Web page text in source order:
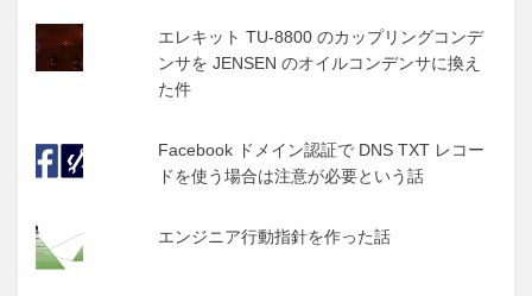
エレキット TU-8800 のカップリングコンデ
ンサを JENSEN のオイルコンデンサに換え
た件
Facebook ドメイン認証で DNS TXT レコー
ドを使う場合は注意が必要という話
エンジニア行動指針を作った話